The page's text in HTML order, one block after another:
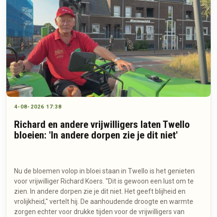
4-08-2026 17:38
Richard en andere vrijwilligers laten Twello
bloeien: 'In andere dorpen zie je dit niet'
Nu de bloemen volop in bloei staan in Twello is het genieten
voor vrijwilliger Richard Koers. "Dit is gewoon een lust om te
zien. In andere dorpen zie je dit niet. Het geeft blijheid en
vrolijkheid," vertelt hij. De aanhoudende droogte en warmte
zorgen echter voor drukke tijden voor de vrijwilligers van